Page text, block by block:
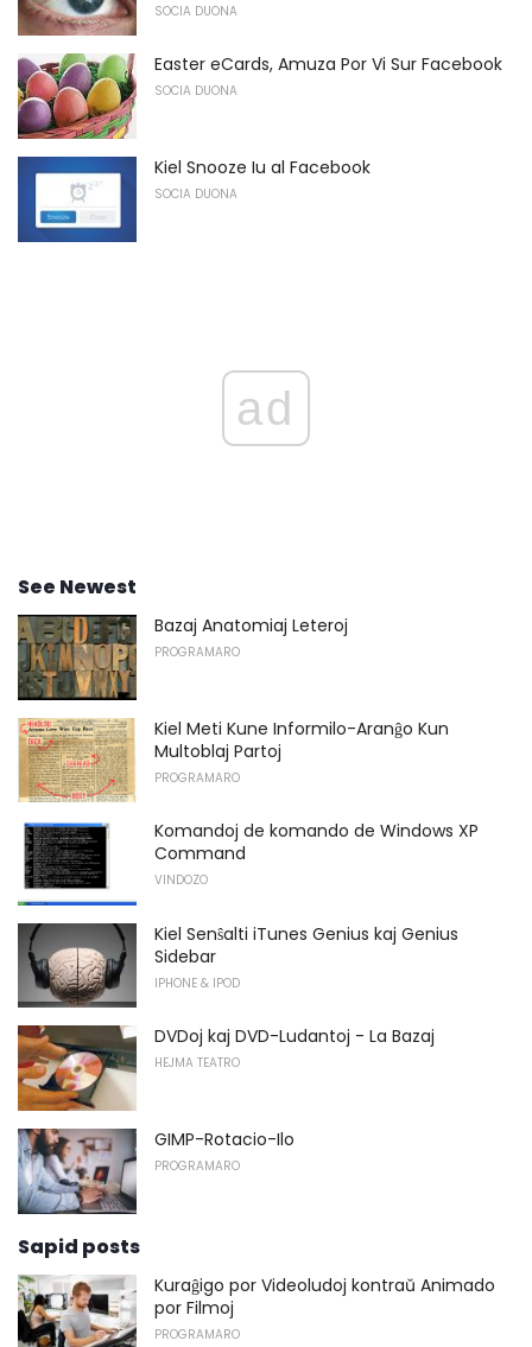
SOCIA DUONA
Easter eCards, Amuza Por Vi Sur Facebook
SOCIA DUONA
Kiel Snooze Iu al Facebook
SOCIA DUONA
ad
See Newest
Bazaj Anatomiaj Leteroj
PROGRAMARO
Kiel Meti Kune Informilo-Aranĝo Kun
Multoblaj Partoj
PROGRAMARO
Komandoj de komando de Windows XP
Command
VINDOZO
Kiel Senŝalti iTunes Genius kaj Genius
Sidebar
IPHONE & IPOD
DVDoj kaj DVD-Ludantoj - La Bazaj
HEJMA TEATRO
GIMP-Rotacio-Ilo
PROGRAMARO
Sapid posts
Kuraĝigo por Videoludoj kontraŭ Animado
por Filmoj
PROGRAMARO